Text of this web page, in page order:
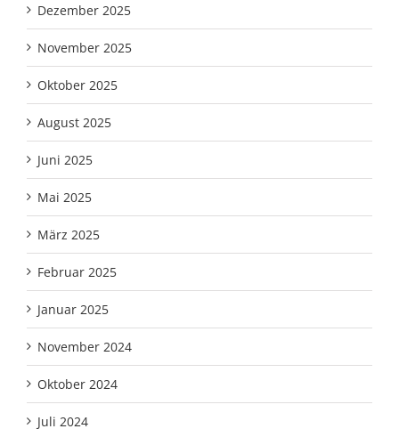
Dezember 2025
November 2025
Oktober 2025
August 2025
Juni 2025
Mai 2025
März 2025
Februar 2025
Januar 2025
November 2024
Oktober 2024
Juli 2024